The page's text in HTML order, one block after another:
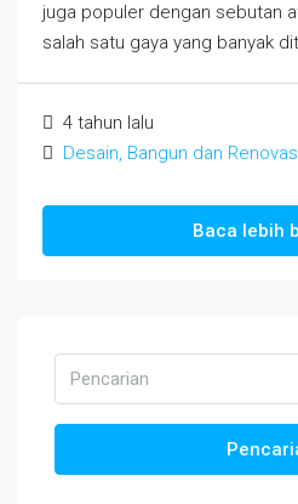
juga populer dengan sebutan
salah satu gaya yang banyak
4 tahun lalu
Desain, Bangun dan
Baca lebih